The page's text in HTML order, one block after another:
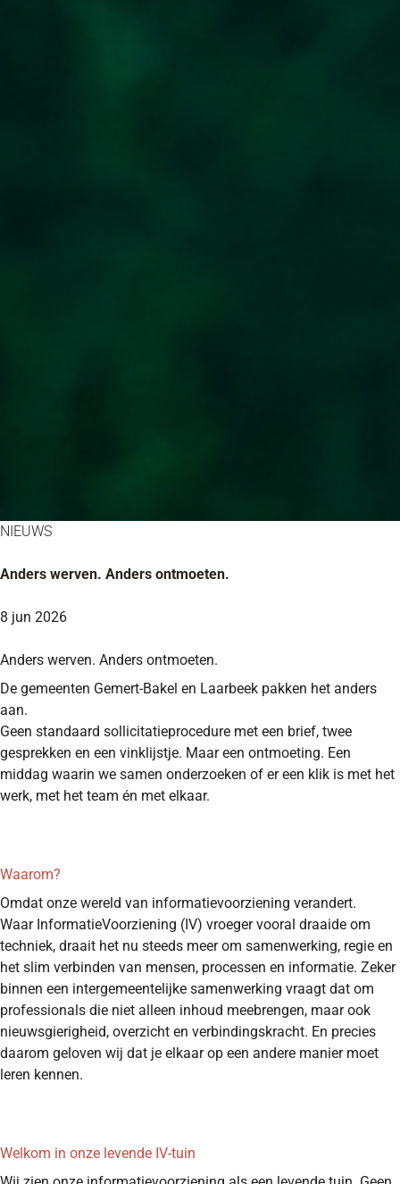
NIEUWS
Anders werven. Anders ontmoeten.
8 jun 2026
Anders werven. Anders ontmoeten.
De gemeenten Gemert-Bakel en Laarbeek pakken het anders
aan.
Geen standaard sollicitatieprocedure met een brief, twee
gesprekken en een vinklijstje. Maar een ontmoeting. Een
middag waarin we samen onderzoeken of er een klik is met het
werk, met het team én met elkaar.
Waarom?
Omdat onze wereld van informatievoorziening verandert.
Waar InformatieVoorziening (IV) vroeger vooral draaide om
techniek, draait het nu steeds meer om samenwerking, regie en
het slim verbinden van mensen, processen en informatie. Zeker
binnen een intergemeentelijke samenwerking vraagt dat om
professionals die niet alleen inhoud meebrengen, maar ook
nieuwsgierigheid, overzicht en verbindingskracht. En precies
daarom geloven wij dat je elkaar op een andere manier moet
leren kennen.
Welkom in onze levende IV-tuin